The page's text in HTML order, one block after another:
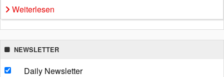
Weiterlesen
NEWSLETTER
Daily Newsletter